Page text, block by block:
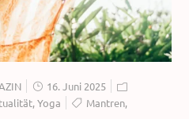
16. Juni 2025
,Yoga Mantren,